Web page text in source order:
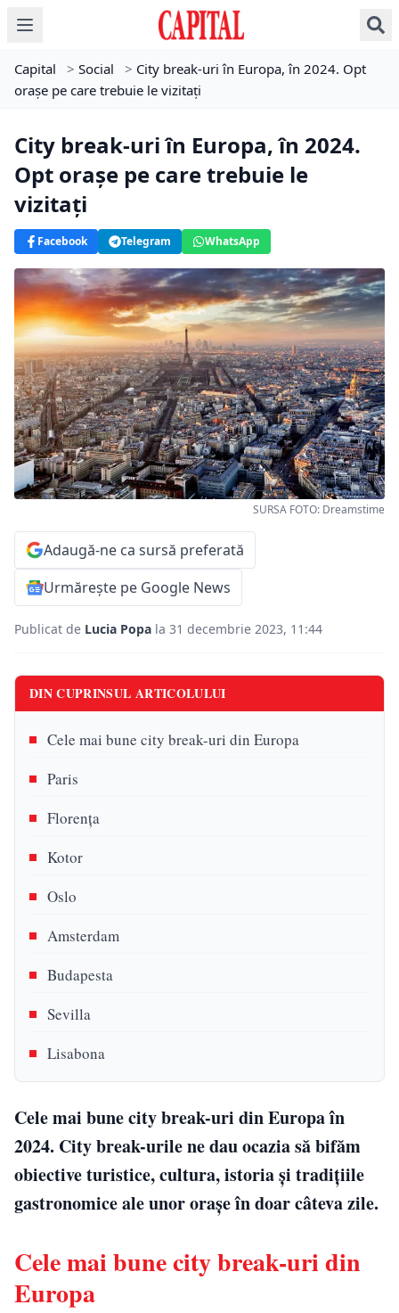
Capital > Social > City break-uri în Europa, în 2024. Opt
orașe pe care trebuie le vizitați
City break-uri în Europa, în 2024.
Opt orașe pe care trebuie le
vizitați
Facebook Telegram WhatsApp
SURSA FOTO: Dreamstime
Adaugă-ne ca sursă preferată
Urmărește pe Google News
Publicat de Lucia Popa la 31 decembrie 2023, 11:44
DIN CUPRINSUL ARTICOLULUI
Cele mai bune city break-uri din Europa
Paris
Florenţa
Kotor
Oslo
Amsterdam
Budapesta
Sevilla
Lisabona
Cele mai bune city break-uri din Europa în
2024. City break-urile ne dau ocazia să bifăm
obiective turistice, cultura, istoria și tradițiile
gastronomice ale unor orașe în doar câteva zile.
Cele mai bune city break-uri din
Europa